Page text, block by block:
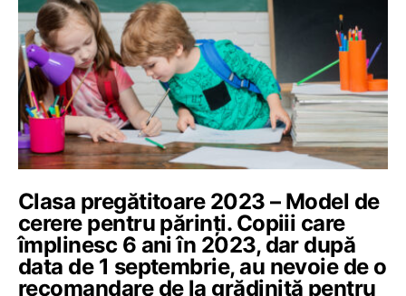
Clasa pregătitoare 2023 – Model de
cerere pentru părinți. Copiii care
împlinesc 6 ani în 2023, dar după
data de 1 septembrie, au nevoie de o
recomandare de la grădiniță pentru